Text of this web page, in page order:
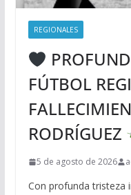
REGIONALES
FÚTBOL
RODRÍGUEZ
5 de agosto de 2026
Con profunda tristeza